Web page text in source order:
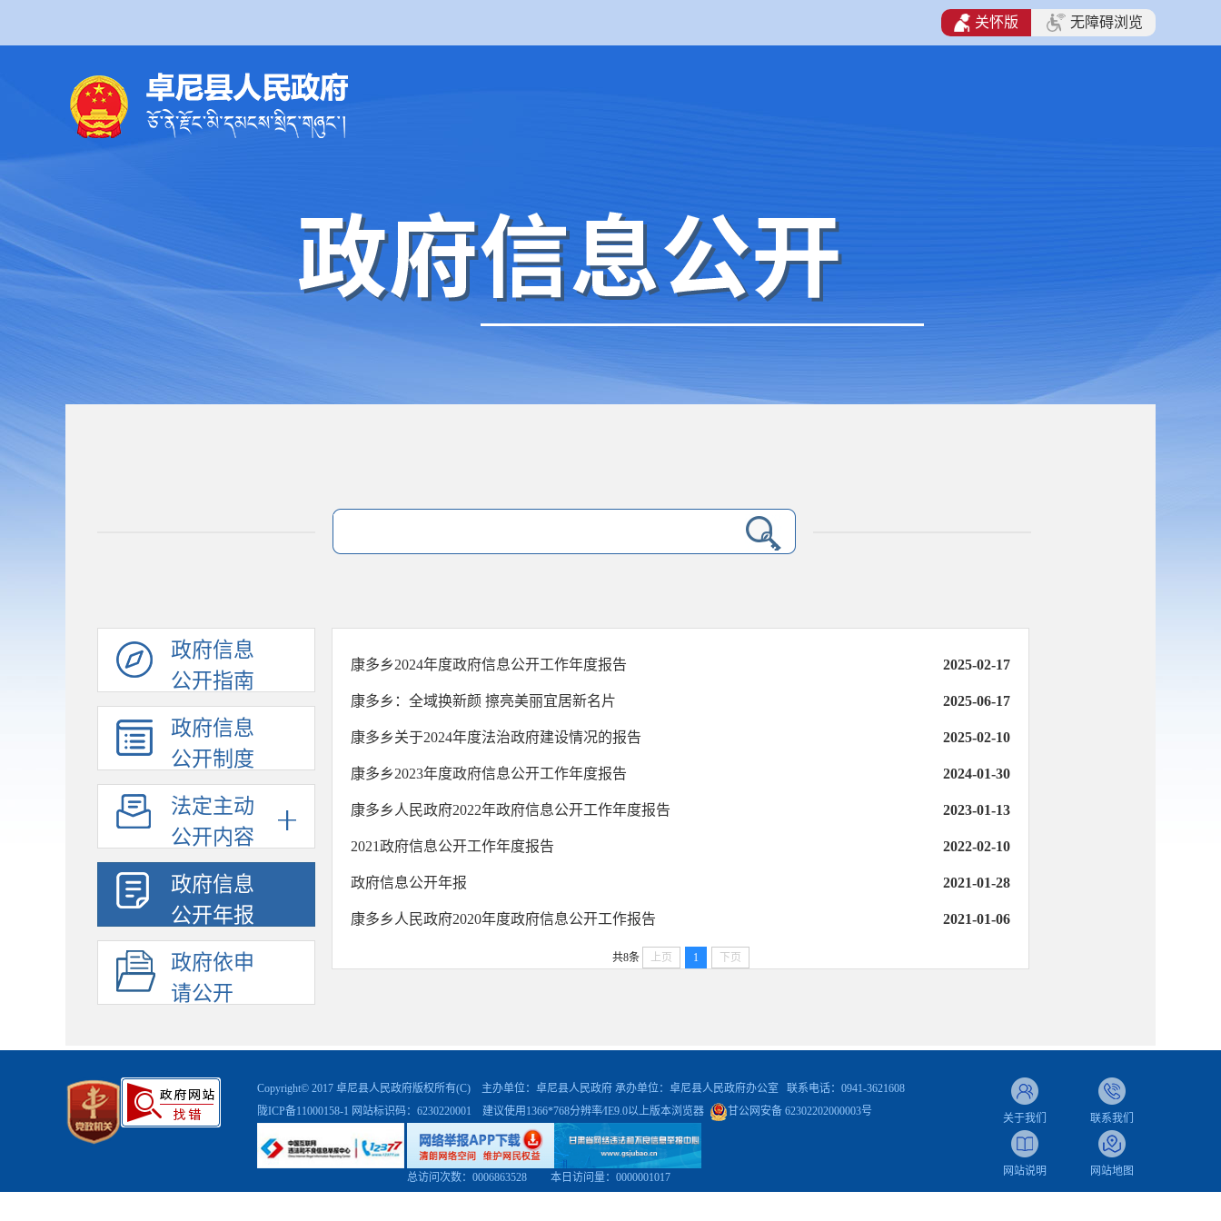
政府信息
公开指南
政府信息
公开制度
法定主动
公开内容
政府信息
公开年报
政府依申
请公开
康多乡2024年度政府信息公开工作年度报告 2025-02-17
康多乡：全域换新颜 擦亮美丽宜居新名片 2025-06-17
康多乡关于2024年度法治政府建设情况的报告 2025-02-10
康多乡2023年度政府信息公开工作年度报告 2024-01-30
康多乡人民政府2022年政府信息公开工作年度报告 2023-01-13
2021政府信息公开工作年度报告 2022-02-10
政府信息公开年报 2021-01-28
康多乡人民政府2020年度政府信息公开工作报告 2021-01-06
共8条 上页 1 下页
关于我们 联系我们
网站说明 网站地图
Copyright© 2017 卓尼县人民政府版权所有(C) 主办单位：卓尼县人民政府 承办单位：卓尼县人民政府办公室 联系电话：0941-3621608
陇ICP备11000158-1 网站标识码：6230220001 建议使用1366*768分辨率∕IE9.0以上版本浏览器 甘公网安备 62302202000003号
关怀版 无障碍浏览
总访问次数： 0006863528 本日访问量： 0000001017